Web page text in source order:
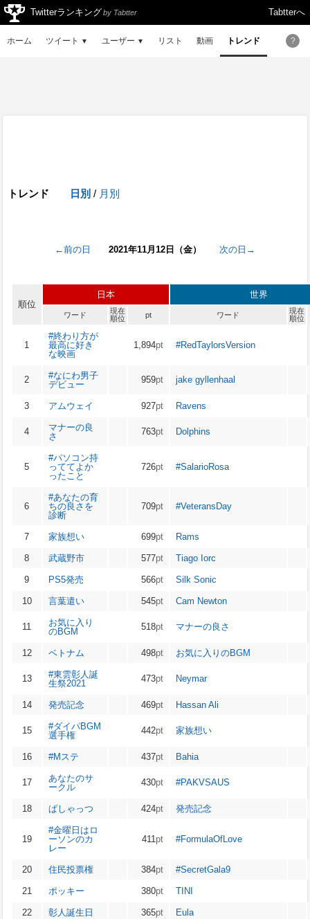
Tabtterへ
Twitterランキングby Tabtter
ホーム ツイート ▼ ユーザー ▼ リスト 動画 トレンド ?
トレンド 日別 / 月別
←前の日 2021年11月12日（金） 次の日→
順位
日本 世界
ワード
現在
順位
pt ワード
現在
順位
1
#終わり方が
最高に好き
な映画
1,894pt #RedTaylorsVersion
2
#なにわ男子
デビュー
959pt jake gyllenhaal
3 アムウェイ 927pt Ravens
4
マナーの良
さ
763pt Dolphins
5
#パソコン持
っててよか
ったこと
726pt #SalarioRosa
6
#あなたの育
ちの良さを
診断
709pt #VeteransDay
7 家族想い 699pt Rams
8 武蔵野市 577pt Tiago Iorc
9 PS5発売 566pt Silk Sonic
10 言葉遣い 545pt Cam Newton
11
お気に入り
のBGM
518pt マナーの良さ
12 ベトナム 498pt お気に入りのBGM
13
#東雲彰人誕
生祭2021
473pt Neymar
14 発売記念 469pt Hassan Ali
15
#ダイパBGM
選手権
442pt 家族想い
16 #Mステ 437pt Bahia
17
あなたのサ
ークル
430pt #PAKVSAUS
18 ぱしゃっつ 424pt 発売記念
19
#金曜日はロ
ーソンのカ
レー
411pt #FormulaOfLove
20 住民投票権 384pt #SecretGala9
21 ポッキー 380pt TINI
22 彰人誕生日 365pt Eula